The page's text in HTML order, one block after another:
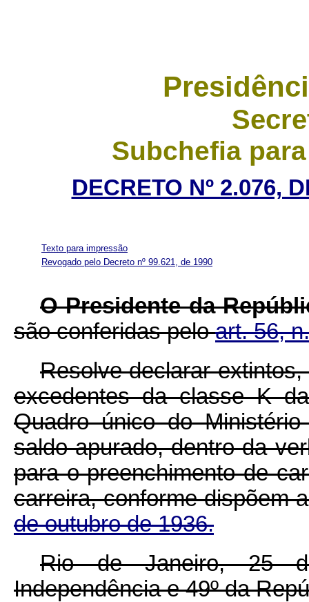
Subchefia
DECRETO Nº 2.076,
Texto para impressão
Revogado pelo Decreto nº 99.621, de 1990
O Presidente da
são conferidas peloart. 56,
Resolve declarar
excedentes da classe K
Quadro único do
saldo apurado, dentro da
para o preenchimento de
carreira, conforme dispõem
de outubro de 1936.
Rio de Janeiro, 25
Independência e 49º da